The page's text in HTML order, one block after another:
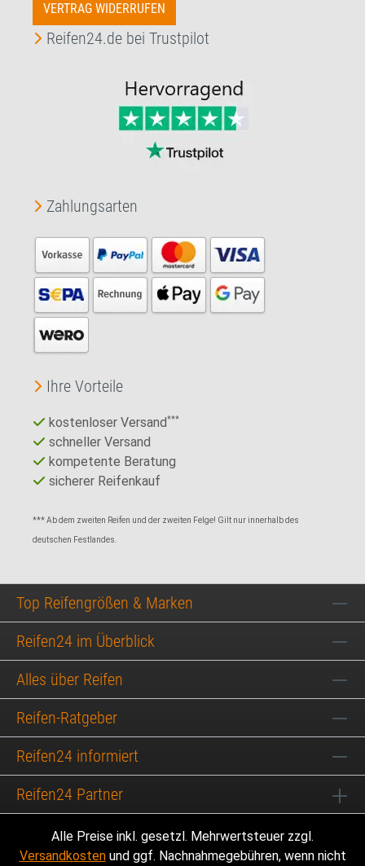
VERTRAG WIDERRUFEN
Reifen24.de bei Trustpilot
Zahlungsarten
Ihre Vorteile
kostenloser Versand***
schneller Versand
kompetente Beratung
sicherer Reifenkauf
*** Ab dem zweiten Reifen und der zweiten Felge! Gilt nur innerhalb des
deutschen Festlandes.
Top Reifengrößen & Marken
Reifen24 im Überblick
Alles über Reifen
Reifen-Ratgeber
Reifen24 informiert
Reifen24 Partner
Alle Preise inkl. gesetzl. Mehrwertsteuer zzgl.
Versandkostenund ggf. Nachnahmegebühren, wenn nicht